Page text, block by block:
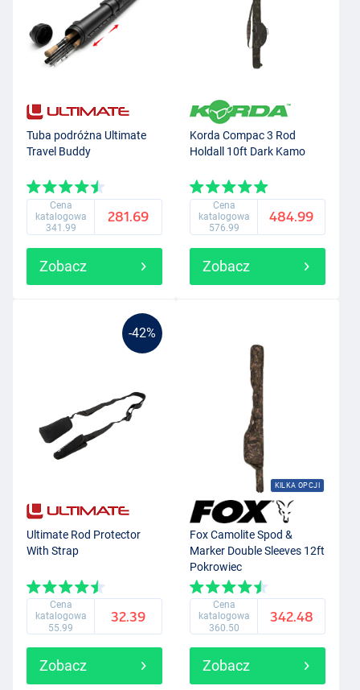
Tuba podróżna Ultimate
Travel Buddy
Cena
katalogowa
341.99
281.69
Zobacz
Korda Compac 3 Rod
Holdall 10ft Dark Kamo
Cena
katalogowa
576.99
484.99
Zobacz
-42%
Ultimate Rod Protector
With Strap
Cena
katalogowa
55.99
32.39
Zobacz
KILKA OPCJI
Fox Camolite Spod &
Marker Double Sleeves 12ft
Pokrowiec
Cena
katalogowa
360.50
342.48
Zobacz